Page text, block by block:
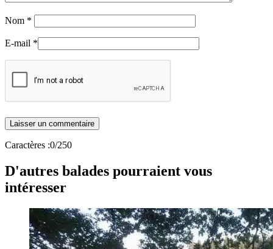
Nom *
E-mail *
Caractères :0/250
D'autres balades pourraient vous
intéresser